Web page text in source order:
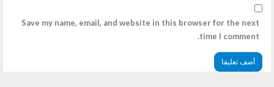
Save my name, email, and website in this browser for the next
time I comment.